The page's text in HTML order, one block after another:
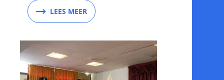
LEES MEER